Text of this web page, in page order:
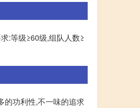
:等级≥60级,组队人数≥
的功利性,不一味的追求